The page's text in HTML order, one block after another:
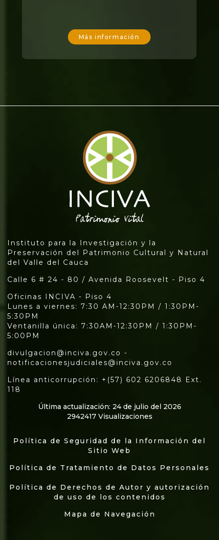
Más información
Instituto para la Investigación y la
Preservación del Patrimonio Cultural y Natural
del Valle del Cauca
Calle 6 # 24 - 80 / Avenida Roosevelt - Piso 4
Oficinas INCIVA - Piso 4
Lunes a viernes: 7:30 AM-12:30PM / 1:30PM-
5:30PM
Ventanilla única: 7:30AM-12:30PM / 1:30PM-
5:00PM
divulgacion@inciva.gov.co -
notificacionesjudiciales@inciva.gov.co
Línea anticorrupción: +(57) 602 6206848 Ext.
118
Última actualización: 24 de julio del 2026
2942417 Visualizaciones
Política de Seguridad de la Información del
Sitio Web
Política de Tratamiento de Datos Personales
Política de Derechos de Autor y autorización
de uso de los contenidos
Mapa de Navegación